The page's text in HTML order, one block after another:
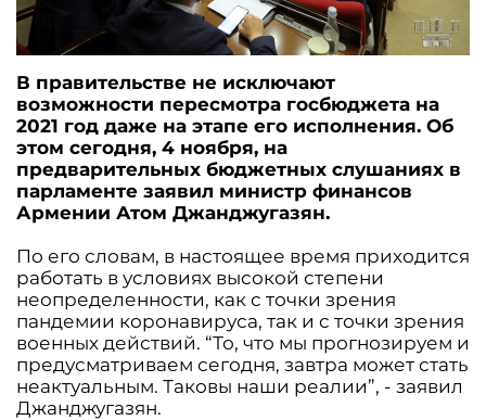
В правительстве не исключают
возможности пересмотра госбюджета на
2021 год даже на этапе его исполнения. Об
этом сегодня, 4 ноября, на
предварительных бюджетных слушаниях в
парламенте заявил министр финансов
Армении Атом Джанджугазян.
По его словам, в настоящее время приходится
работать в условиях высокой степени
неопределенности, как с точки зрения
пандемии коронавируса, так и с точки зрения
военных действий. “То, что мы прогнозируем и
предусматриваем сегодня, завтра может стать
неактуальным. Таковы наши реалии”, - заявил
Джанджугазян.